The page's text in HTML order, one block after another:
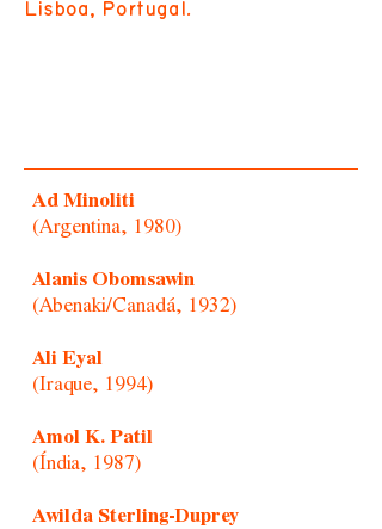
Lisboa, Portugal.
Ad Minoliti
(Argentina, 1980)
Alanis Obomsawin
(Abenaki/Canadá, 1932)
Ali Eyal
(Iraque, 1994)
Amol K. Patil
(Índia, 1987)
Awilda Sterling-Duprey